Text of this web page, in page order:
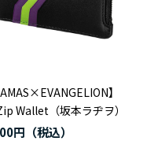
】
Wallet（坂本ラヂヲ）
円